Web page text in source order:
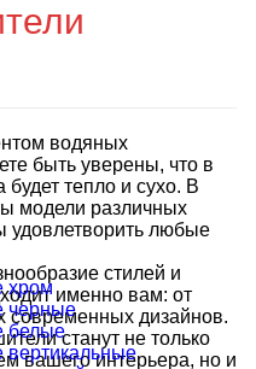
водяных
быть уверены, что в
тепло и сухо. В
модели различных
удовлетворить любые
стилей и
именно вам: от
современных дизайнов.
станут не только
вашего интерьера, но и
хром
черные
белые
вертикальные